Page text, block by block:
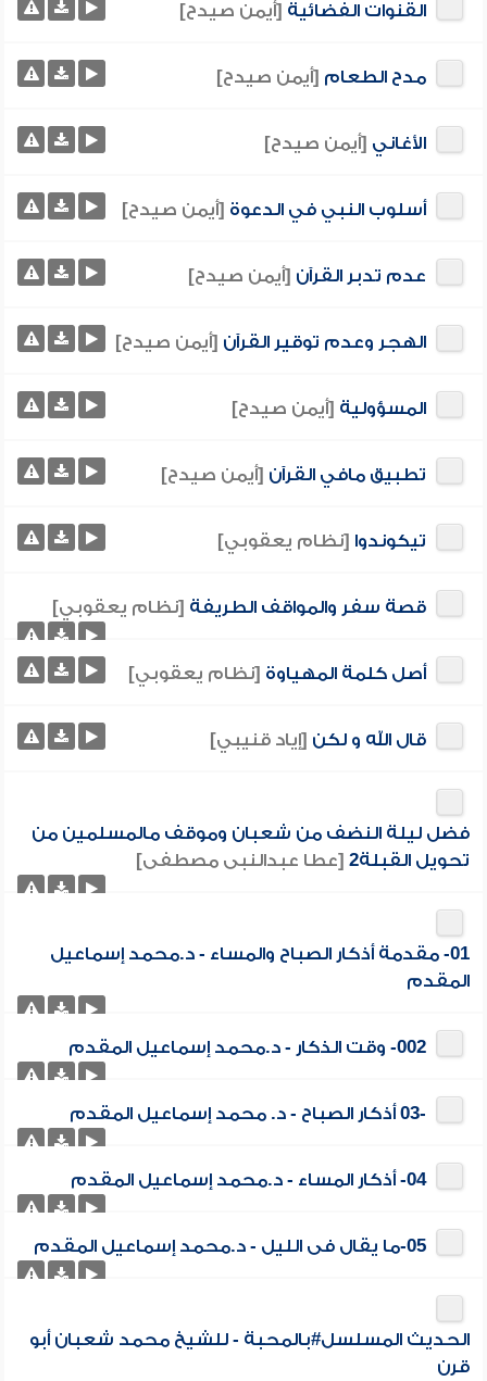
القنوات الفضائية [أيمن صيدح]
مدح الطعام [أيمن صيدح]
الأغاني [أيمن صيدح]
أسلوب النبي في الدعوة [أيمن صيدح]
عدم تدبر القرآن [أيمن صيدح]
الهجر وعدم توقير القرآن [أيمن صيدح]
المسؤولية [أيمن صيدح]
تطبيق مافي القرآن [أيمن صيدح]
تيكوندوا [نظام يعقوبي]
قصة سفر والمواقف الطريفة [نظام يعقوبي]
أصل كلمة المهياوة [نظام يعقوبي]
قال الله و لكن [إياد قنيبي]
فضل ليلة النضف من شعبان وموقف مالمسلمين من
تحويل القبلة2
[عطا عبدالنبى مصطفى]
01- مقدمة أذكار الصباح والمساء - د.محمد إسماعيل
المقدم
002- وقت الذكار - د.محمد إسماعيل المقدم
-03 أذكار الصباح - د. محمد إسماعيل المقدم
04- أذكار المساء - د.محمد إسماعيل المقدم
05-ما يقال فى الليل - د.محمد إسماعيل المقدم
الحديث المسلسل#بالمحبة - للشيخ محمد شعبان أبو
قرن